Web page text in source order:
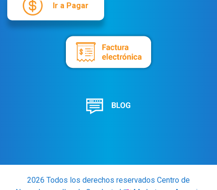
Ir a Pagar
2026 Todos los derechos reservados Centro de